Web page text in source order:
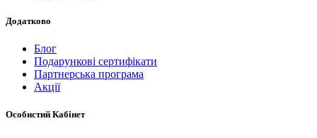
Додатково
Блог
Подарункові сертифікати
Партнерська програма
Акції
Особистий Кабінет